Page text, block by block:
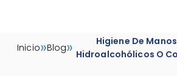
Inicio»Blog»
Higiene De
Hidroalcohólicos O